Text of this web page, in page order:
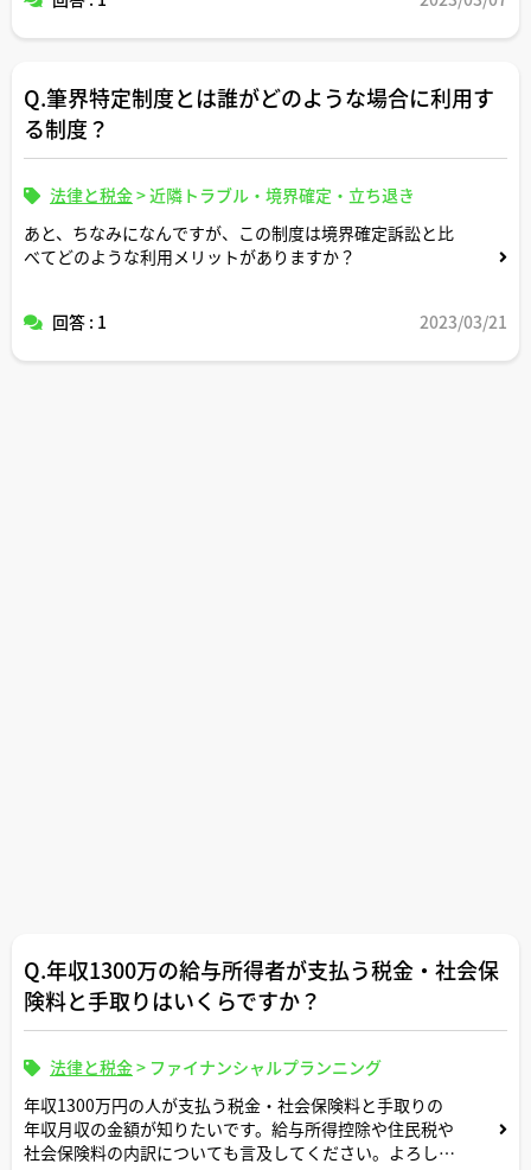
よろしくお願いいたします。
Q.筆界特定制度とは誰がどのような場合に利用す
る制度？
法律と税金>近隣トラブル・境界確定・立ち退き
あと、ちなみになんですが、この制度は境界確定訴訟と比
べてどのような利用メリットがありますか？
回答 : 1 2023/03/21
Q.年収1300万の給与所得者が支払う税金・社会保
険料と手取りはいくらですか？
法律と税金> ファイナンシャルプランニング
年収1300万円の人が支払う税金・社会保険料と手取りの
年収月収の金額が知りたいです。給与所得控除や住民税や
社会保険料の内訳についても言及してください。よろしく